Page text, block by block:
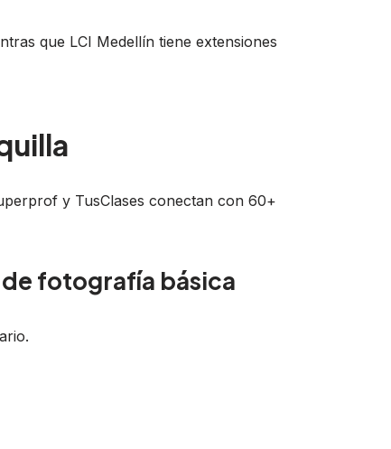
que LCI Medellín tiene extensiones
y TusClases conectan con 60+
fotografía básica